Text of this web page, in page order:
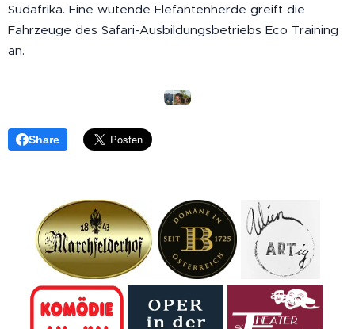
Südafrika. Eine wütende Elefantenherde greift die
Fahrzeuge des Safari-Ausbildungsbetriebs Eco Training
an.
Share